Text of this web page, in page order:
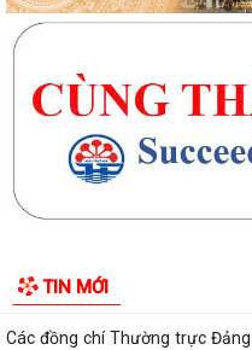
TIN MỚI
thực hiện Dự án tuyến đường
Cụm thi đua số 10 (thuộc Ủy
công tác mặt trận 6 tháng đầu
Triển khai kiểm đếm, xác
các dự án trọng điểm
đổi số, kỹ năng số cho CBCCVC...
Các đồng chí Thường trực